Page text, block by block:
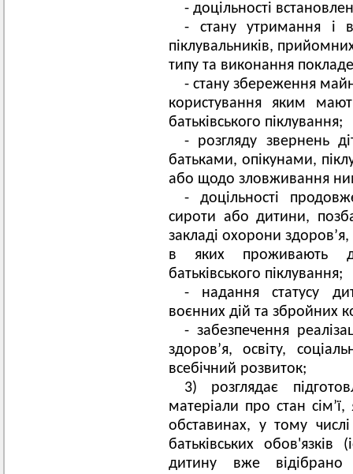
- доцільності
- стану утримання і
піклувальників,
типу та виконання
- стану збереження
користування яким
батьківського піклування;
- розгляду звернень
батьками, опікунами,
або щодо зловживання
- доцільності
сироти або дитини,
закладі охорони
в яких проживають
батьківського піклування;
- надання статусу
воєнних дій та збройних
- забезпечення
здоров’я, освіту,
всебічний розвиток;
3) розглядає
матеріали про стан
обставинах, у тому
батьківських
дитину вже